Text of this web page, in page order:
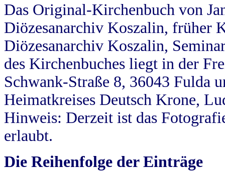
Das Original-Kirchenbuch von
Diözesanarchiv Koszalin, früher
Diözesanarchiv Koszalin,
des Kirchenbuches liegt in der
Schwank-Straße 8, 36043 Fulda
Heimatkreises Deutsch Krone,
Hinweis: Derzeit ist das
erlaubt.
Die Reihenfolge der Einträge